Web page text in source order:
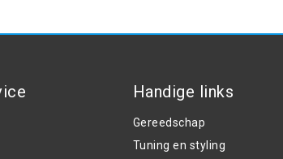
Handige links
Gereedschap
Tuning en styling